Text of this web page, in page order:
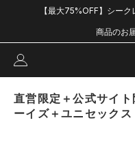
【最大75%OFF】シー
商品のお
直営限定＋公式サイ
ーイズ＋ユニセック